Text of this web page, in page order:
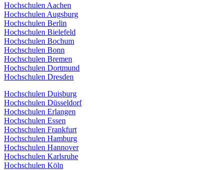
Hochschulen Aachen
Hochschulen Augsburg
Hochschulen Berlin
Hochschulen Bielefeld
Hochschulen Bochum
Hochschulen Bonn
Hochschulen Bremen
Hochschulen Dortmund
Hochschulen Dresden
Hochschulen Duisburg
Hochschulen Düsseldorf
Hochschulen Erlangen
Hochschulen Essen
Hochschulen Frankfurt
Hochschulen Hamburg
Hochschulen Hannover
Hochschulen Karlsruhe
Hochschulen Köln